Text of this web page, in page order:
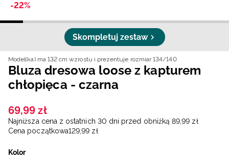
-22%
Skompletuj zestaw
Model(ka) ma 132 cm wzrostu i prezentuje rozmiar 134/140
Bluza dresowa loose z kapturem
chłopięca - czarna
69,99 zł
Najniższa cena z ostatnich 30 dni przed obniżką 89,99 zł
Cena początkowa129,99 zł
Kolor